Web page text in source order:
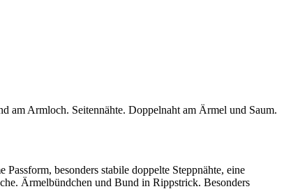
am Armloch. Seitennähte. Doppelnaht am Ärmel und Saum.
besonders stabile doppelte Steppnähte, eine
Ärmelbündchen und Bund in Rippstrick. Besonders